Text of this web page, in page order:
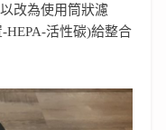
改為使用筒狀濾
HEPA-活性碳)給整合